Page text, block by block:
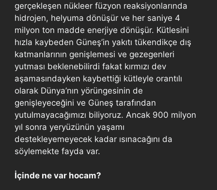
gerçekleşen nükleer füzyon reaksiyonlarında
hidrojen, helyuma dönüşür ve her saniye 4
milyon ton madde enerjiye dönüşür. Kütlesini
hızla kaybeden Güneş’in yakıtı tükendikçe dış
katmanlarının genişlemesi ve gezegenleri
yutması beklenebilirdi fakat kırmızı dev
aşamasındayken kaybettiği kütleyle orantılı
olarak Dünya’nın yörüngesinin de
genişleyeceğini ve Güneş tarafından
yutulmayacağımızı biliyoruz. Ancak 900 milyon
yıl sonra yeryüzünün yaşamı
destekleyemeyecek kadar ısınacağını da
söylemekte fayda var.
İçinde ne var hocam?